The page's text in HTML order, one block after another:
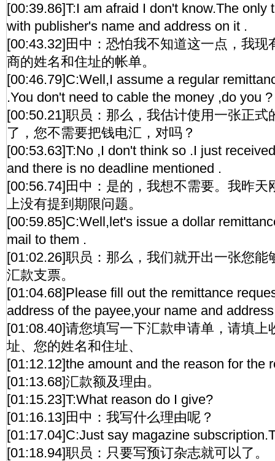
[00:39.86]T:I am afraid I don't know.The only
with publisher's name and address on it .
[00:43.32]田中：恐怕我不知道这一点，我现
商的姓名和住址的帐单。
[00:46.79]C:Well,I assume a regular
.You don't need to cable the money ,do you ?
[00:50.21]职员：那么，我估计使用一张正式
了，您不需要把钱电汇，对吗？
[00:53.63]T:No ,I don't think so .I just
and there is no deadline mentioned .
[00:56.74]田中：是的，我想不需要。我昨天
上没有提到期限问题。
[00:59.85]C:Well,let's issue a dollar
mail to them .
[01:02.26]职员：那么，我们就开出一张您能
汇款支票。
[01:04.68]Please fill out the remittance
address of the payee,your name and
[01:08.40]请您填写一下汇款申请单，请填上
址、您的姓名和住址、
[01:12.12]the amount and the reason for the
[01:13.68]汇款额及理由。
[01:15.23]T:What reason do I give?
[01:16.13]田中：我写什么理由呢？
[01:17.04]C:Just say magazine
[01:18.94]职员：只要写预订杂志就可以了。